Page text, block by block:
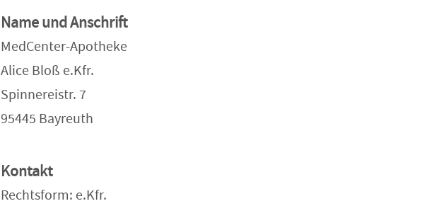
Name und Anschrift
MedCenter-Apotheke
Alice Bloß e.Kfr.
Spinnereistr. 7
95445 Bayreuth
Kontakt
Rechtsform: e.Kfr.